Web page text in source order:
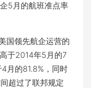
5月的航班准点率
领先航企运营的
于2014年5月的7
月的81.8%，同时
超过了联邦规定